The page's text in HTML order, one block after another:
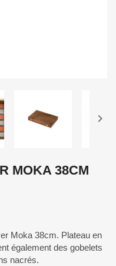

MOKA 38CM
Moka 38cm. Plateau en
également des gobelets
nacrés.